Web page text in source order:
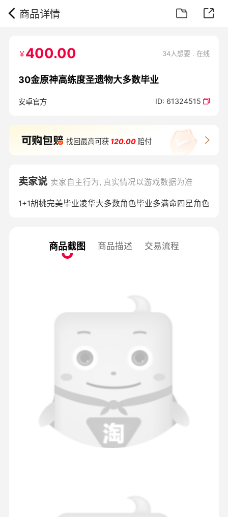
商品详情
￥400.00 34人想要 . 在线
30金原神高练度圣遗物大多数毕业
安卓官方 ID: 61324515
找回最高可获 120.00 赔付
卖家说 卖家自主行为, 真实情况以游戏数据为准
1+1胡桃完美毕业凌华大多数角色毕业多满命四星角色
商品截图 商品描述 交易流程